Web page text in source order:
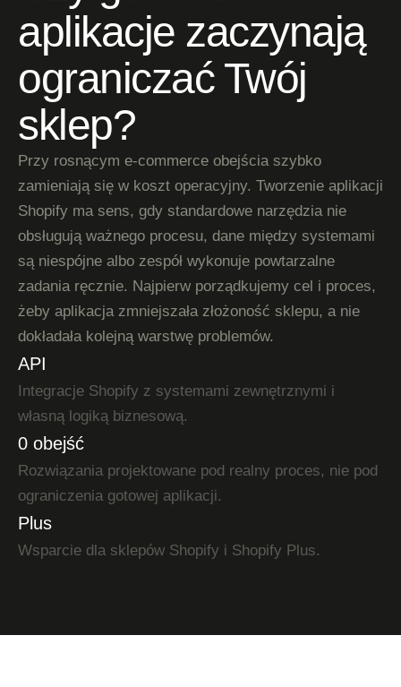
aplikacje zaczynają
ograniczać Twój
sklep?
Przy rosnącym e-commerce obejścia szybko
zamieniają się w koszt operacyjny. Tworzenie aplikacji
Shopify ma sens, gdy standardowe narzędzia nie
obsługują ważnego procesu, dane między systemami
są niespójne albo zespół wykonuje powtarzalne
zadania ręcznie. Najpierw porządkujemy cel i proces,
żeby aplikacja zmniejszała złożoność sklepu, a nie
dokładała kolejną warstwę problemów.
API
Integracje Shopify z systemami zewnętrznymi i
własną logiką biznesową.
0 obejść
Rozwiązania projektowane pod realny proces, nie pod
ograniczenia gotowej aplikacji.
Plus
Wsparcie dla sklepów Shopify i Shopify Plus.